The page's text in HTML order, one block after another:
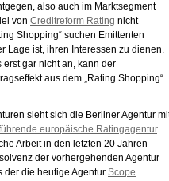
also auch im Marktsegment
von Creditreform Rating nicht
Shopping“ suchen Emittenten
Lage ist, ihren Interessen zu dienen.
erst gar nicht an, kann der
aus dem „Rating Shopping“
sieht sich die Berliner Agentur
europäische Ratingagentur.
Arbeit in den letzten 20 Jahren
der vorhergehenden Agentur
der die heutige Agentur Scope